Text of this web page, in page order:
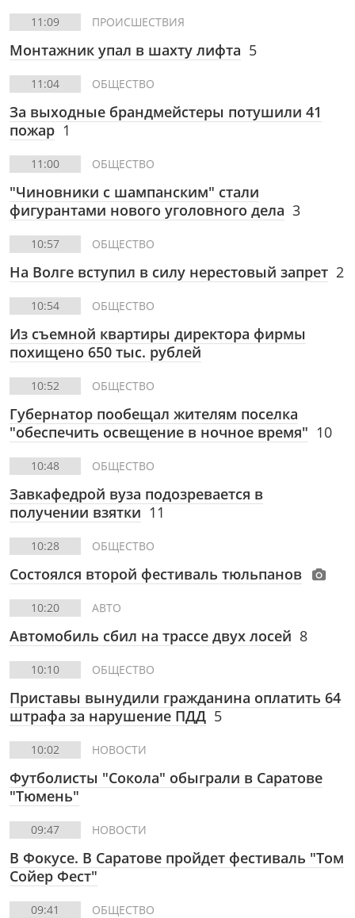
11:09 ПРОИСШЕСТВИЯ
Монтажник упал в шахту лифта 5
11:04 ОБЩЕСТВО
За выходные брандмейстеры потушили 41
пожар 1
11:00 ОБЩЕСТВО
"Чиновники с шампанским" стали
фигурантами нового уголовного дела 3
10:57 ОБЩЕСТВО
На Волге вступил в силу нерестовый запрет 2
10:54 ОБЩЕСТВО
Из съемной квартиры директора фирмы
похищено 650 тыс. рублей
10:52 ОБЩЕСТВО
Губернатор пообещал жителям поселка
"обеспечить освещение в ночное время" 10
10:48 ОБЩЕСТВО
Завкафедрой вуза подозревается в
получении взятки 11
10:28 ОБЩЕСТВО
Состоялся второй фестиваль тюльпанов
10:20 АВТО
Автомобиль сбил на трассе двух лосей 8
10:10 ОБЩЕСТВО
Приставы вынудили гражданина оплатить 64
штрафа за нарушение ПДД 5
10:02 НОВОСТИ
Футболисты "Сокола" обыграли в Саратове
"Тюмень"
09:47 НОВОСТИ
В Фокусе. В Саратове пройдет фестиваль "Том
Сойер Фест"
09:41 ОБЩЕСТВО